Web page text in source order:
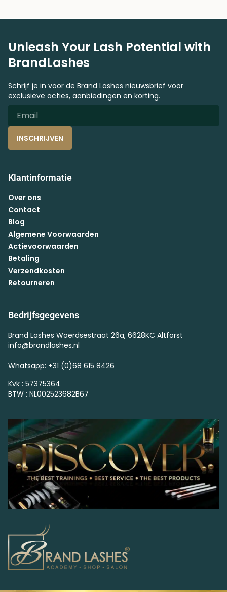
Unleash Your Lash Potential with
BrandLashes
Schrijf je in voor de Brand Lashes nieuwsbrief voor
exclusieve acties, aanbiedingen en korting.
INSCHRIJVEN
Klantinformatie
Over ons
Contact
Blog
Algemene Voorwaarden
Actievoorwaarden
Betaling
Verzendkosten
Retourneren
Bedrijfsgegevens
Brand Lashes Woerdsestraat 26a, 6628KC Altforst
info@brandlashes.nl
Whatsapp: +31 (0)68 615 8426
Kvk : 57375364
BTW : NL002523682B67